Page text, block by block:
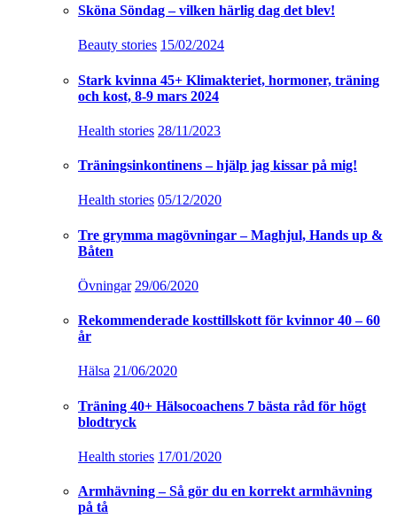
Sköna Söndag – vilken härlig dag det blev!
Beauty stories 15/02/2024
Stark kvinna 45+ Klimakteriet, hormoner, träning
och kost, 8-9 mars 2024
Health stories 28/11/2023
Träningsinkontinens – hjälp jag kissar på mig!
Health stories 05/12/2020
Tre grymma magövningar – Maghjul, Hands up &
Båten
Övningar 29/06/2020
Rekommenderade kosttillskott för kvinnor 40 – 60
år
Hälsa 21/06/2020
Träning 40+ Hälsocoachens 7 bästa råd för högt
blodtryck
Health stories 17/01/2020
Armhävning – Så gör du en korrekt armhävning
på tå